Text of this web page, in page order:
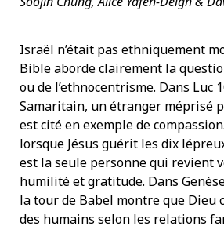
Israël n’était pas ethniquement
Bible aborde clairement la
ou de l’ethnocentrisme. Dans Luc
Samaritain, un étranger méprisé
est cité en exemple de
lorsque Jésus guérit les dix
est la seule personne qui revient
humilité et gratitude. Dans
la tour de Babel montre que Dieu
des humains selon les relations